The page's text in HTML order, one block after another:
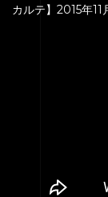
カルテ】2015年11